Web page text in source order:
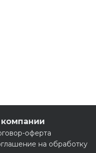
оферта
на обработку